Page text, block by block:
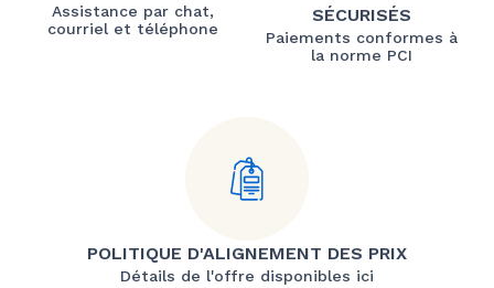
Assistance par chat,
courriel et téléphone
SÉCURISÉS
Paiements conformes à
la norme PCI
POLITIQUE D'ALIGNEMENT DES PRIX
Détails de l'offre disponibles ici